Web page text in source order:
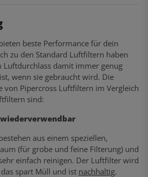
beste Performance für dein
zu den Standard Luftfiltern haben
Luftdurchlass damit immer genug
wenn sie gebraucht wird. Die
von Pipercross Luftfiltern im Vergleich
sind:
aus einem speziellen,
(für grobe und feine Filterung) und
einfach reinigen. Der Luftfilter wird
spart Müll und ist nachhaltig.